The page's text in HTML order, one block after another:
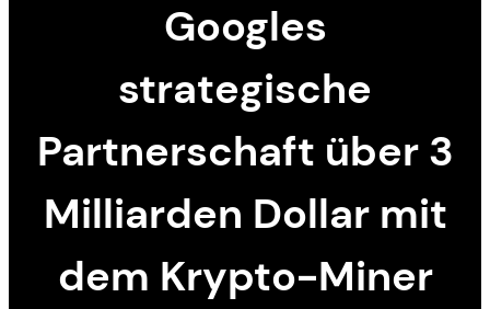
Googles
strategische
Partnerschaft über 3
Milliarden Dollar mit
dem Krypto-Miner